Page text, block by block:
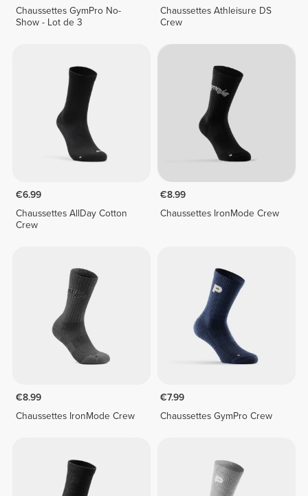
Chaussettes GymPro No-
Show - Lot de 3
Chaussettes Athleisure DS
Crew
€6.99
Chaussettes AllDay Cotton
Crew
€8.99
Chaussettes IronMode Crew
€8.99
Chaussettes IronMode Crew
€7.99
Chaussettes GymPro Crew